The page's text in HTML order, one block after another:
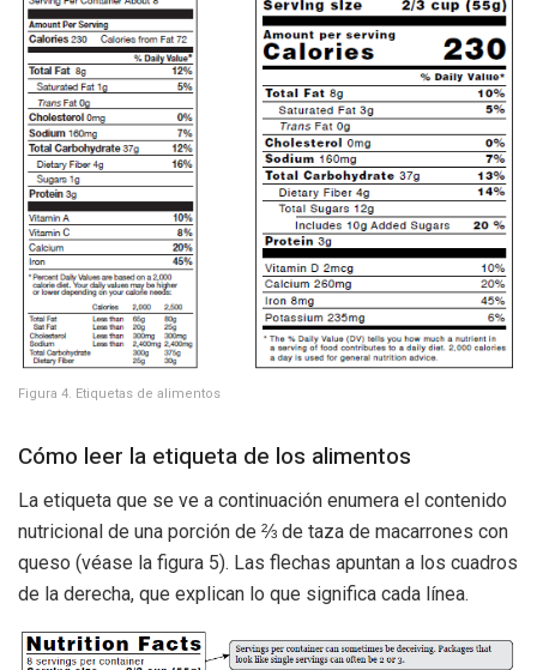
Figura 4. Etiquetas de alimentos
Cómo leer la etiqueta de los alimentos
La etiqueta que se ve a continuación enumera el contenido
nutricional de una porción de ⅔ de taza de macarrones con
queso (véase la figura 5). Las flechas apuntan a los cuadros
de la derecha, que explican lo que significa cada línea.